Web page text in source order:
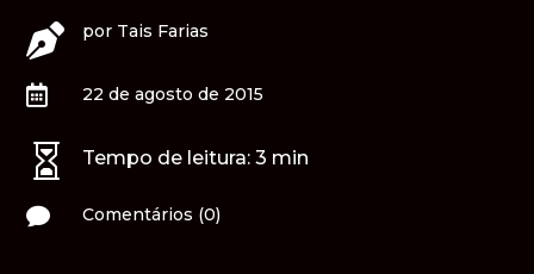
 por Tais Farias
 22 de agosto de 2015
 Tempo de leitura: 3 min
 Comentários (0)